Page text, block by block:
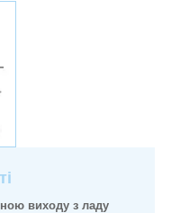
виходу з ладу